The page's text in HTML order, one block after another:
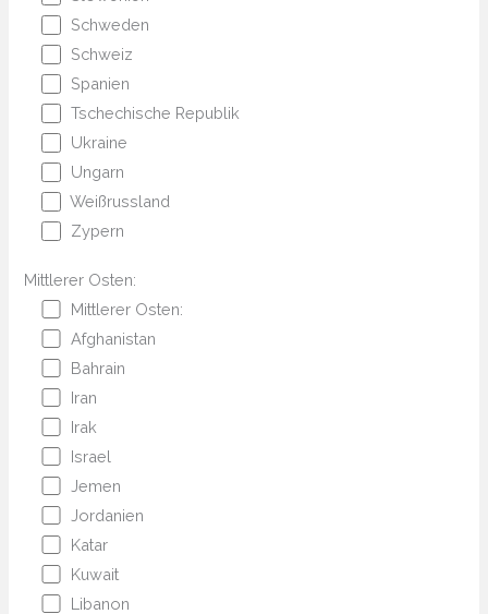
Schweden
Schweiz
Spanien
Tschechische Republik
Ukraine
Ungarn
Weißrussland
Zypern
Mittlerer Osten:
Mittlerer Osten:
Afghanistan
Bahrain
Iran
Irak
Israel
Jemen
Jordanien
Katar
Kuwait
Libanon